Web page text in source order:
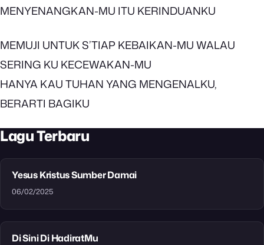
MENYENANGKAN-MU ITU KERINDUANKU
MEMUJI UNTUK S’TIAP KEBAIKAN-MU WALAU
SERING KU KECEWAKAN-MU
HANYA KAU TUHAN YANG MENGENALKU,
BERARTI BAGIKU
Lagu Terbaru
Yesus Kristus Sumber Damai
06/02/2025
Di Sini Di HadiratMu